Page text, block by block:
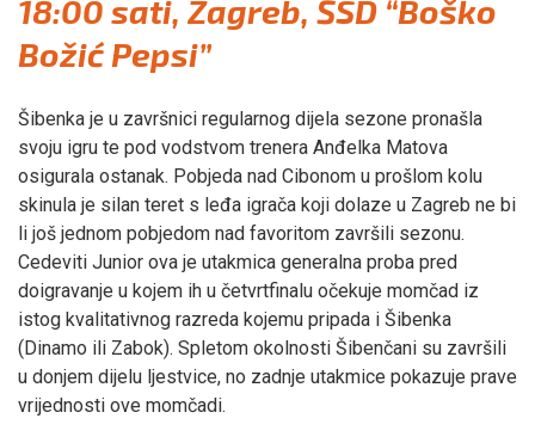
18:00 sati, Zagreb, ŠSD “Boško
Božić Pepsi”
Šibenka je u završnici regularnog dijela sezone pronašla
svoju igru te pod vodstvom trenera Anđelka Matova
osigurala ostanak. Pobjeda nad Cibonom u prošlom kolu
skinula je silan teret s leđa igrača koji dolaze u Zagreb ne bi
li još jednom pobjedom nad favoritom završili sezonu.
Cedeviti Junior ova je utakmica generalna proba pred
doigravanje u kojem ih u četvrtfinalu očekuje momčad iz
istog kvalitativnog razreda kojemu pripada i Šibenka
(Dinamo ili Zabok). Spletom okolnosti Šibenčani su završili
u donjem dijelu ljestvice, no zadnje utakmice pokazuje prave
vrijednosti ove momčadi.